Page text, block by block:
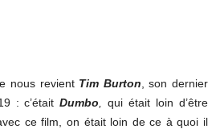
nous revient Tim Burton , son dernier
: c’était Dumbo ,qui était loin d’être
ce film, on était loin de ce à quoi il